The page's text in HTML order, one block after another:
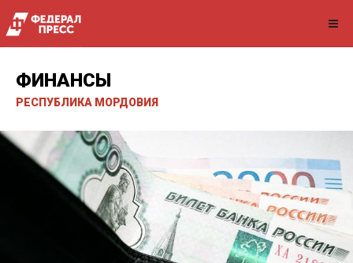
ФИНАНСЫ
РЕСПУБЛИКА МОРДОВИЯ